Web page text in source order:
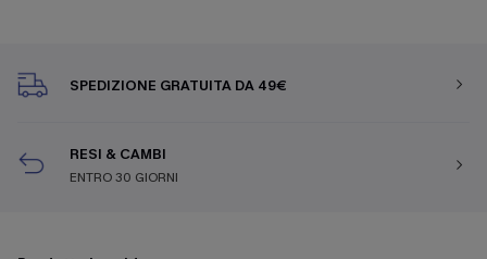
SPEDIZIONE GRATUITA DA 49€
RESI & CAMBI
ENTRO 30 GIORNI